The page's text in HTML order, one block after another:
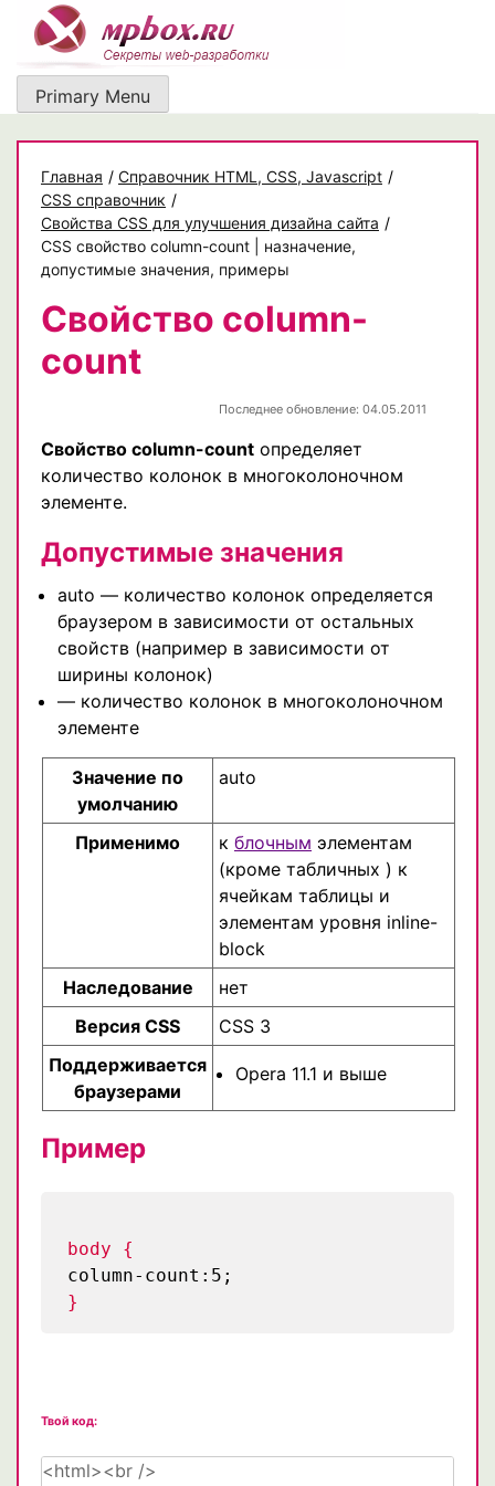
content
Primary Menu
Главная / Cправочник HTML, CSS, Javascript /
CSS справочник /
Свойства CSS для улучшения дизайна сайта /
CSS свойство column-count | назначение,
допустимые значения, примеры
Свойство column-
count
Последнее обновление: 04.05.2011
Свойство column-count определяет
количество колонок в многоколоночном
элементе.
Допустимые значения
auto — количество колонок определяется
браузером в зависимости от остальных
свойств (например в зависимости от
ширины колонок)
— количество колонок в многоколоночном
элементе
Значение по
умолчанию
auto
Применимо к блочным элементам
(кроме табличных ) к
ячейкам таблицы и
элементам уровня inline-
block
Наследование
нет
Версия CSS
CSS 3
Поддерживается
браузерами
Opera 11.1 и выше
Пример
body {
column-count:5;
}
Твой код: